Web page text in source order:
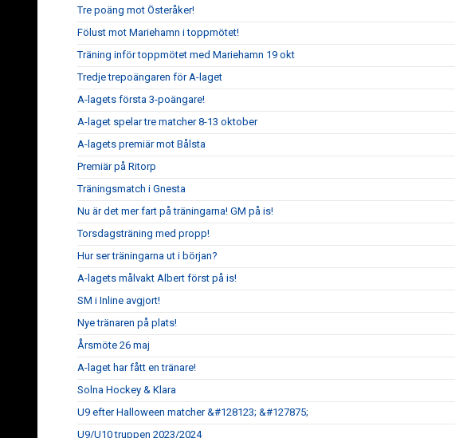
Tre poäng mot Österåker!
Fölust mot Mariehamn i toppmötet!
Träning inför toppmötet med Mariehamn 19 okt
Tredje trepoängaren för A-laget
A-lagets första 3-poängare!
A-laget spelar tre matcher 8-13 oktober
A-lagets premiär mot Bålsta
Premiär på Ritorp
Träningsmatch i Gnesta
Nu är det mer fart på träningarna! GM på is!
Torsdagsträning med propp!
Hur ser träningarna ut i början?
A-lagets målvakt Albert först på is!
SM i Inline avgjort!
Nye tränaren på plats!
Årsmöte 26 maj
A-laget har fått en tränare!
Solna Hockey & Klara
U9 efter Halloween matcher &#128123; &#127875;
U9/U10 truppen 2023/2024